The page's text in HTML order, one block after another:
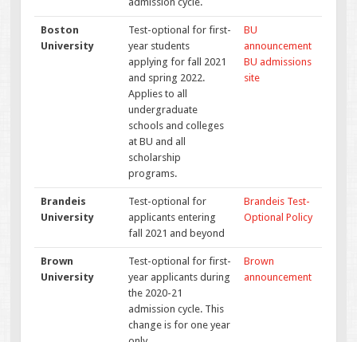
Boston
University
Test-optional for first-
year students
applying for fall 2021
and spring 2022.
Applies to all
undergraduate
schools and colleges
at BU and all
scholarship
programs.
BU
announcement
BU admissions
site
Brandeis
University
Test-optional for
applicants entering
fall 2021 and beyond
Brandeis Test-
Optional Policy
Brown
University
Test-optional for first-
year applicants during
the 2020-21
admission cycle. This
change is for one year
Brown
announcement